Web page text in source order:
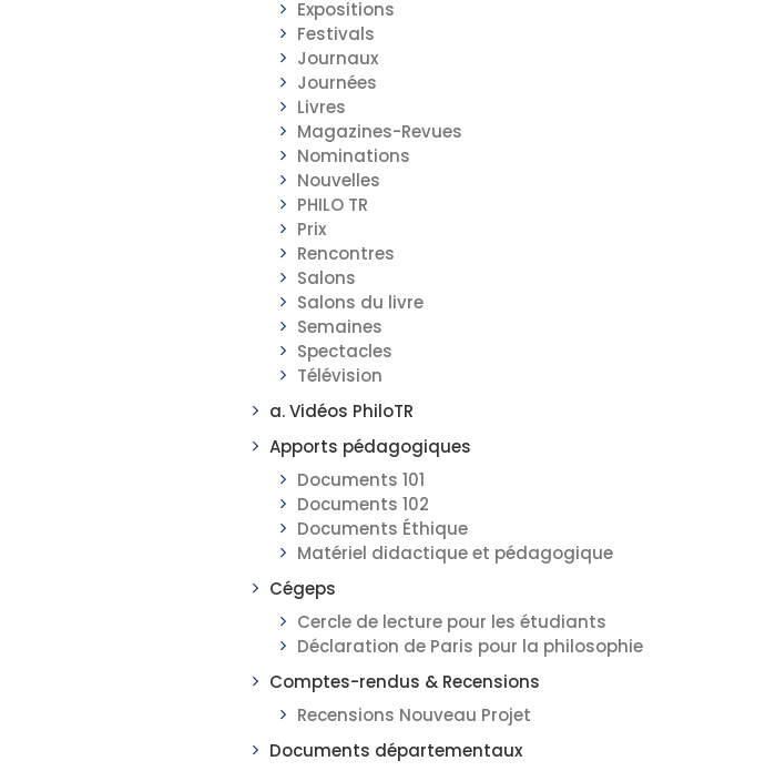
Expositions
Festivals
Journaux
Journées
Livres
Magazines-Revues
Nominations
Nouvelles
PHILO TR
Prix
Rencontres
Salons
Salons du livre
Semaines
Spectacles
Télévision
a. Vidéos PhiloTR
Apports pédagogiques
Documents 101
Documents 102
Documents Éthique
Matériel didactique et pédagogique
Cégeps
Cercle de lecture pour les étudiants
Déclaration de Paris pour la philosophie
Comptes-rendus & Recensions
Recensions Nouveau Projet
Documents départementaux